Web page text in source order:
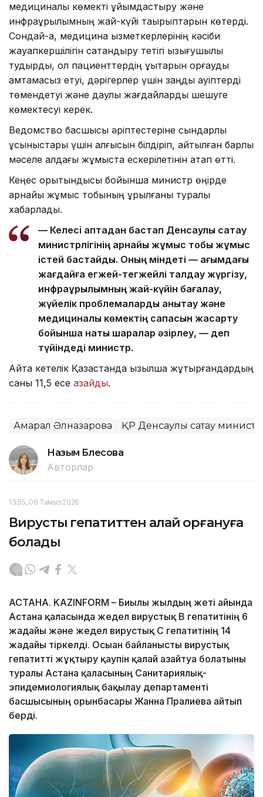
медициналық көмекті ұйымдастыру және
инфрақұрылымның жай-күйі тақырыптарын көтерді.
Сондай-ақ, медицина қызметкерлерінің кәсіби
жауапкершілігін сақтандыру тетігі қызығушылық
тудырды, ол пациенттердің құқықтарын қорғауды
қамтамасыз етуі, дәрігерлер үшін заңды қауіптерді
төмендетуі және даулы жағдайларды шешуге
көмектесуі керек.
Ведомство басшысы әріптестеріне сындарлы
ұсыныстары үшін алғысын білдіріп, айтылған барлық
мәселе алдағы жұмыста ескерілетінін атап өтті.
Кеңес қорытындысы бойынша министр өңірде
арнайы жұмыс тобының құрылғаны туралы
хабарлады.
— Келесі аптадан бастап Денсаулық сақтау
министрлігінің арнайы жұмыс тобы жұмыс
істей бастайды. Оның міндеті — ағымдағы
жағдайға егжей-тегжейлі талдау жүргізу,
инфрақұрылымның жай-күйін бағалау,
жүйелік проблемаларды анықтау және
медициналық көмектің сапасын жақсарту
бойынша нақты шаралар әзірлеу, — деп
түйіндеді министр.
Айта кетелік Қазақстанда қызылша жұқтырғандардың
саны 11,5 есе азайды.
Ақмарал Әлназарова ҚР Денсаулық сақтау
Назым Бөлесова
Авторлар
13:55, 06 Тамыз 2026
Вирустық гепатиттен қалай қорғануға
болады
АСТАНА. KAZINFORM – Биылғы жылдың жеті айында
Астана қаласында жедел вирустық В гепатитінің 6
жағдайы және жедел вирустық С гепатитінің 14
жағдайы тіркелді. Осыған байланысты вирустық
гепатитті жұқтыру қаупін қалай азайтуға болатыны
туралы Астана қаласының Санитариялық-
эпидемиологиялық бақылау департаменті
басшысының орынбасары Жанна Пралиева айтып
берді.